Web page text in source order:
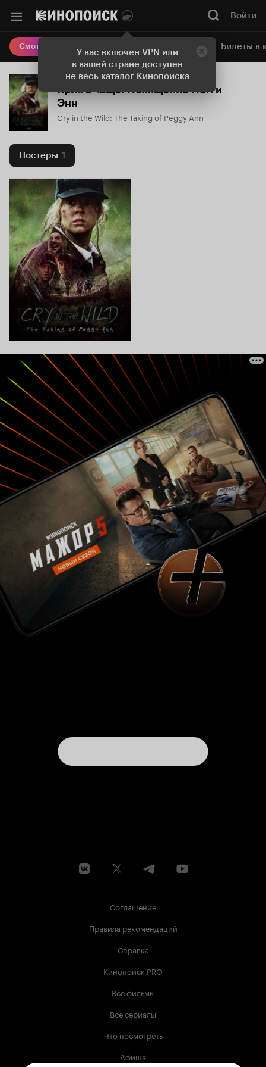
У вас включен VPN или
в вашей стране доступен
не весь каталог Кинопоиска
Войти
Смотреть кино Онлайн-кинотеатр Билеты в
Крик в чаще: Похищение Пегги
Энн
Cry in the Wild: The Taking of Peggy Ann
Постеры 1
Соглашение
Правила рекомендаций
Справка
Кинопоиск PRO
Все фильмы
Все сериалы
Что посмотреть
Афиша